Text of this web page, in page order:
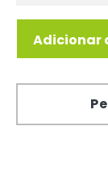
Adicionar